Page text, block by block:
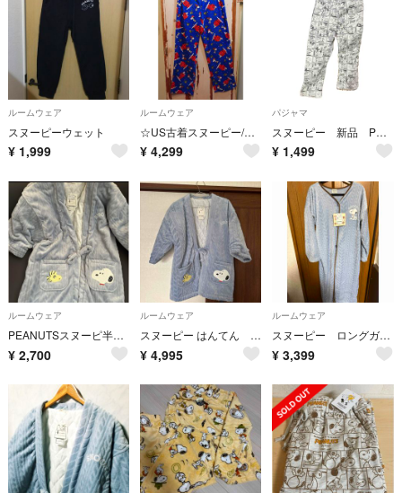
ルームウェア
スヌーピーウェット
¥ 1,999
ルームウェア
☆US古着スヌーピー/パジャマパンツ/フリース/S
¥ 4,299
パジャマ
スヌーピー 新品 PEANUTS Mサイズ
¥ 1,499
ルームウェア
PEANUTSスヌーピ半纏 M〜L
¥ 2,700
ルームウェア
スヌーピー はんてん もこもこ ブルー
¥ 4,995
ルームウェア
スヌーピー ロングガウン ルームウェア 着る毛布 くるまろん 新品 М-Lサイズ
¥ 3,399